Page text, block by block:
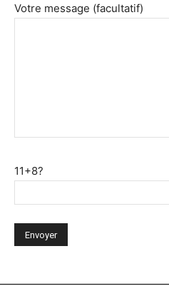
Votre message (facultatif)
11+8?